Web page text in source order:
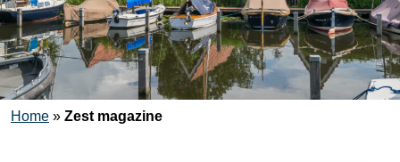
Home » Zest magazine